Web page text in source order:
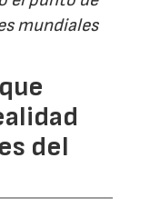
mundiales
del